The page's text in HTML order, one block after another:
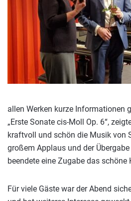
allen Werken kurze Informationen
„Erste Sonate cis-Moll Op. 6“,
kraftvoll und schön die Musik von
großem Applaus und der
beendete eine Zugabe das schöne
Für viele Gäste war der Abend